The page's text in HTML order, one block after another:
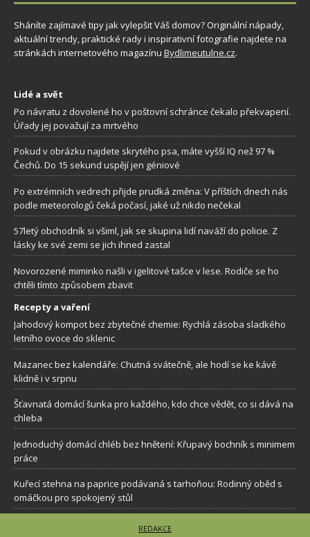
Sháníte zajímavé tipy jak vylepšit Váš domov? Originální nápady,
aktuální trendy, praktické rady i inspirativní fotografie najdete na
stránkách internetového magazínu Bydlimeutulne.cz.
Lidé a svět
Po návratu z dovolené ho v poštovní schránce čekalo překvapení.
Úřady jej považují za mrtvého
Pokud v obrázku najdete skrytého psa, máte vyšší IQ než 97 %
Čechů. Do 15 sekund uspějí jen géniové
Po extrémních vedrech přijde prudká změna: V příštích dnech nás
podle meteorologů čeká počasí, jaké už nikdo nečekal
57letý obchodník si všiml, jak se skupina lidí naváží do policie. Z
lásky ke své zemi se jich ihned zastal
Novorozené miminko našli v igelitové tašce v lese. Rodiče se ho
chtěli tímto způsobem zbavit
Recepty a vaření
Jahodový kompot bez zbytečné chemie: Rychlá zásoba sladkého
letního ovoce do sklenic
Mazanec bez kalendáře: Chutná svátečně, ale hodí se ke kávě
klidně i v srpnu
Šťavnatá domácí šunka pro každého, kdo chce vědět, co si dává na
chleba
Jednoduchý domácí chléb bez hnětení: Křupavý bochník s minimem
práce
Kuřecí stehna na paprice podávaná s tarhoňou: Rodinný oběd s
omáčkou pro spokojený stůl
REDAKCE